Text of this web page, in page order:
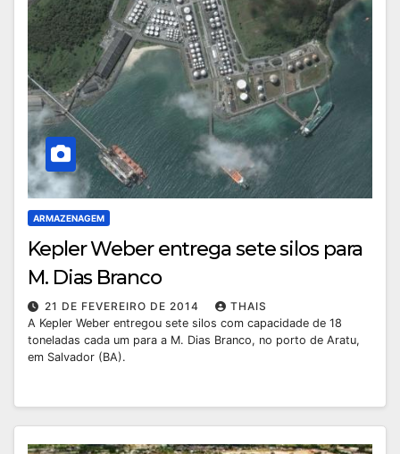
ARMAZENAGEM
Kepler Weber entrega sete silos para
M. Dias Branco
21 DE FEVEREIRO DE 2014
THAIS
A Kepler Weber entregou sete silos com capacidade de 18
toneladas cada um para a M. Dias Branco, no porto de Aratu,
em Salvador (BA).